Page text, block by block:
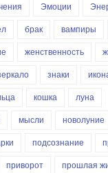
Эмоции
брак вампиры
женственность
знаки
кошка
луна
мысли новолуние
подсознание
приворот
прошлая